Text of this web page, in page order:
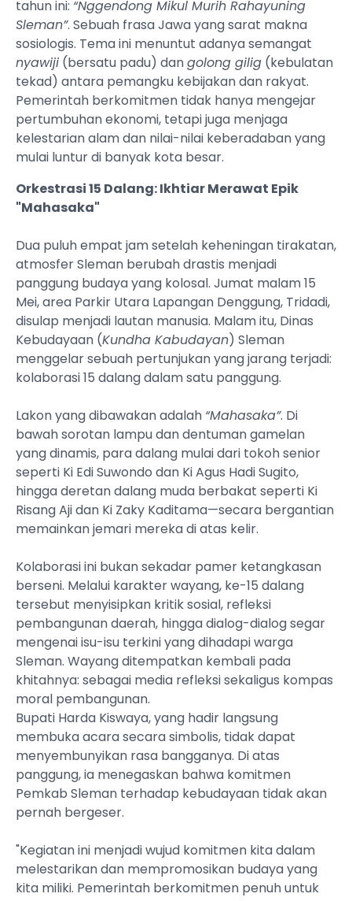
tahun ini: “Nggendong Mikul Murih Rahayuning
Sleman”. Sebuah frasa Jawa yang sarat makna
sosiologis. Tema ini menuntut adanya semangat
nyawiji (bersatu padu) dangolong gilig (kebulatan
tekad) antara pemangku kebijakan dan rakyat.
Pemerintah berkomitmen tidak hanya mengejar
pertumbuhan ekonomi, tetapi juga menjaga
kelestarian alam dan nilai-nilai keberadaban yang
mulai luntur di banyak kota besar.
Orkestrasi 15 Dalang: Ikhtiar Merawat Epik
"Mahasaka"
Dua puluh empat jam setelah keheningan tirakatan,
atmosfer Sleman berubah drastis menjadi
panggung budaya yang kolosal. Jumat malam 15
Mei, area Parkir Utara Lapangan Denggung, Tridadi,
disulap menjadi lautan manusia. Malam itu, Dinas
Kebudayaan (Kundha Kabudayan) Sleman
menggelar sebuah pertunjukan yang jarang terjadi:
kolaborasi 15 dalang dalam satu panggung.
Lakon yang dibawakan adalah “Mahasaka”. Di
bawah sorotan lampu dan dentuman gamelan
yang dinamis, para dalang mulai dari tokoh senior
seperti Ki Edi Suwondo dan Ki Agus Hadi Sugito,
hingga deretan dalang muda berbakat seperti Ki
Risang Aji dan Ki Zaky Kaditama—secara bergantian
memainkan jemari mereka di atas kelir.
Kolaborasi ini bukan sekadar pamer ketangkasan
berseni. Melalui karakter wayang, ke-15 dalang
tersebut menyisipkan kritik sosial, refleksi
pembangunan daerah, hingga dialog-dialog segar
mengenai isu-isu terkini yang dihadapi warga
Sleman. Wayang ditempatkan kembali pada
khitahnya: sebagai media refleksi sekaligus kompas
moral pembangunan.
Bupati Harda Kiswaya, yang hadir langsung
membuka acara secara simbolis, tidak dapat
menyembunyikan rasa bangganya. Di atas
panggung, ia menegaskan bahwa komitmen
Pemkab Sleman terhadap kebudayaan tidak akan
pernah bergeser.
"Kegiatan ini menjadi wujud komitmen kita dalam
melestarikan dan mempromosikan budaya yang
kita miliki. Pemerintah berkomitmen penuh untuk